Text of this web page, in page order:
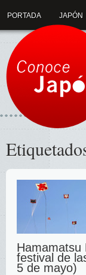
PORTADA JAPÓN
Hamamatsu
festival de
5 de mayo)